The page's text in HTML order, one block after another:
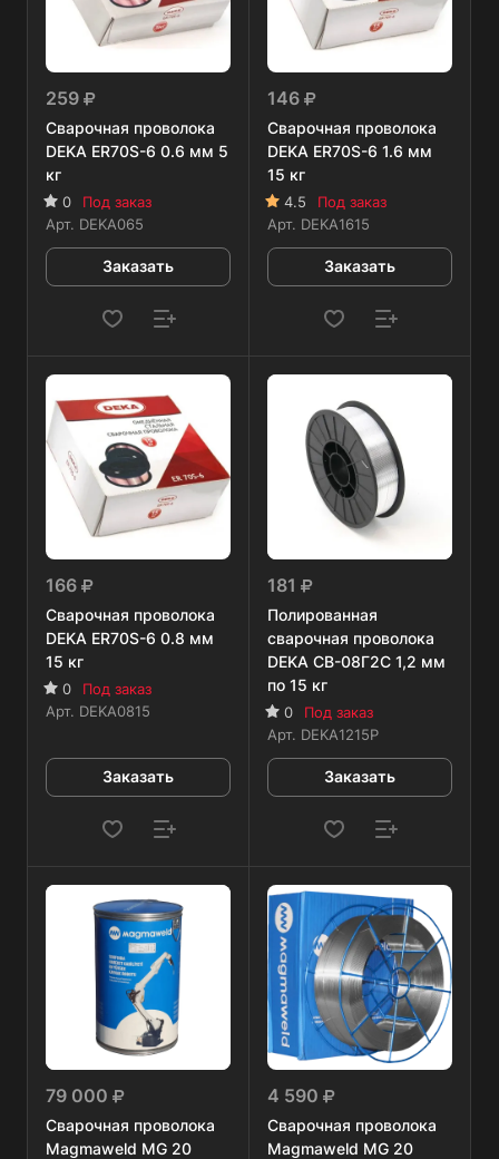
259
Сварочная проволока
DEKA ER70S-6 0.6 мм 5
кг
0
Под заказ
Арт. DEKA065
Заказать
146
Сварочная проволока
DEKA ER70S-6 1.6 мм
15 кг
4.5
Под заказ
Арт. DEKA1615
Заказать
166
Сварочная проволока
DEKA ER70S-6 0.8 мм
15 кг
0
Под заказ
Арт. DEKA0815
Заказать
181
Полированная
сварочная проволока
DEKA СВ-08Г2С 1,2 мм
по 15 кг
0
Под заказ
Арт. DEKA1215P
Заказать
79 000
Сварочная проволока
Magmaweld MG 20
4 590
Сварочная проволока
Magmaweld MG 20